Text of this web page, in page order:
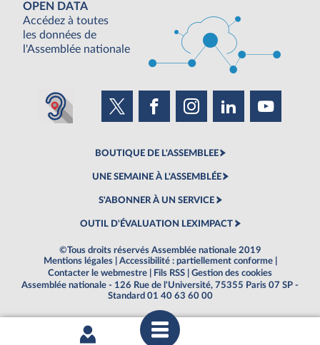
OPEN DATA
Accédez à toutes
les données de
l'Assemblée nationale
BOUTIQUE DE L'ASSEMBLEE
UNE SEMAINE À L'ASSEMBLÉE
S'ABONNER À UN SERVICE
OUTIL D'ÉVALUATION LEXIMPACT
©Tous droits réservés Assemblée nationale 2019
Mentions légales
Accessibilité : partiellement conforme
Contacter le webmestre
Fils RSS
Gestion des cookies
Assemblée nationale - 126 Rue de l'Université, 75355 Paris 07 SP -
Standard 01 40 63 60 00